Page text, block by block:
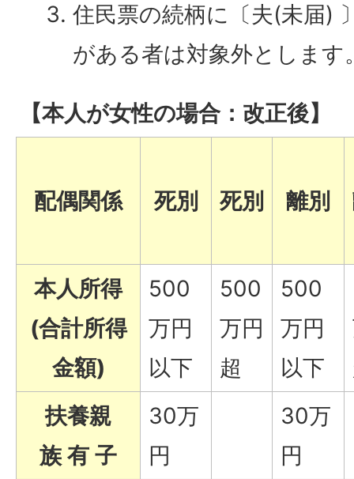
住民票の続柄に〔夫(未届)
がある者は対象外とします
【本人が女性の場合：改正後】
配偶関係 死別 死別 離別
本人所得
(合計所得
金額)
500
万円
以下
500
万円
超
500
万円
以下
扶養親
族 有 子
30万
円
30万
円